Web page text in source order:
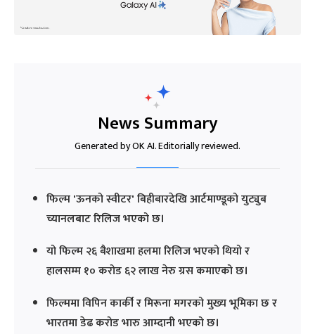
News Summary
Generated by OK AI. Editorially reviewed.
फिल्म 'ऊनको स्वीटर' बिहीबारदेखि आर्टमाण्डूको युट्युब
च्यानलबाट रिलिज भएको छ।
यो फिल्म २६ बैशाखमा हलमा रिलिज भएको थियो र
हालसम्म १० करोड ६२ लाख नेरु ग्रस कमाएको छ।
फिल्ममा विपिन कार्की र मिरूना मगरको मुख्य भूमिका छ र
भारतमा डेढ करोड भारु आम्दानी भएको छ।